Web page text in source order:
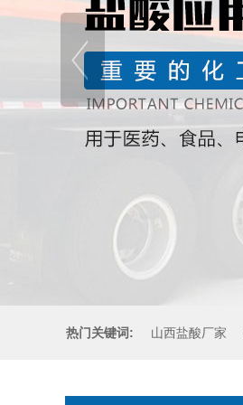
热门关键词: 山西盐酸厂家